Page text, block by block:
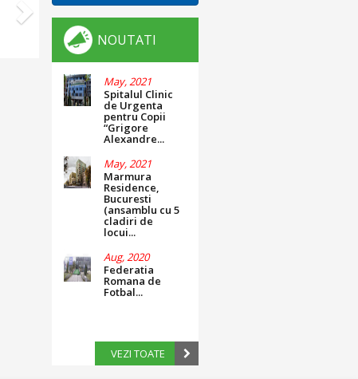
NOUTATI
May, 2021
Spitalul Clinic
de Urgenta
pentru Copii
“Grigore
Alexandre...
May, 2021
Marmura
Residence,
Bucuresti
(ansamblu cu 5
cladiri de
locui...
Aug, 2020
Federatia
Romana de
Fotbal...
VEZI TOATE